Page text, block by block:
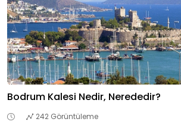
Bodrum Kalesi Nedir, Nerededir?
242 Görüntüleme